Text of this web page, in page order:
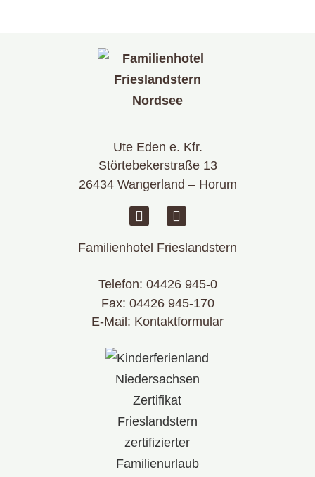
Ute Eden e. Kfr.
Störtebekerstraße 13
26434 Wangerland – Horum
Familienhotel Frieslandstern
Telefon: 04426 945-0
Fax: 04426 945-170
E-Mail: Kontaktformular